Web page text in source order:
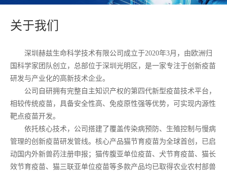
关于我们
深圳赫兹生命科学技术有限公司成立于2020年3月，由欧洲归
国科学家团队创立，总部位于深圳光明区，是一家专注于创新疫苗
研发与产业化的高新技术企业。
公司自研拥有完整自主知识产权的第四代新型疫苗技术平台，
相较传统疫苗，具备安全性高、免疫原性强等优势，可实现内源性
靶点疫苗开发。
依托核心技术，公司搭建了覆盖传染病预防、生殖控制与慢病
管理的创新疫苗研发管线。核心产品猫节育疫苗为全球首创，已启
动国内外新兽药注册申报；猫传腹亚单位疫苗、犬节育疫苗、猫长
效节育疫苗、猫三联亚单位疫苗等多款产品均已取得农业农村部兽